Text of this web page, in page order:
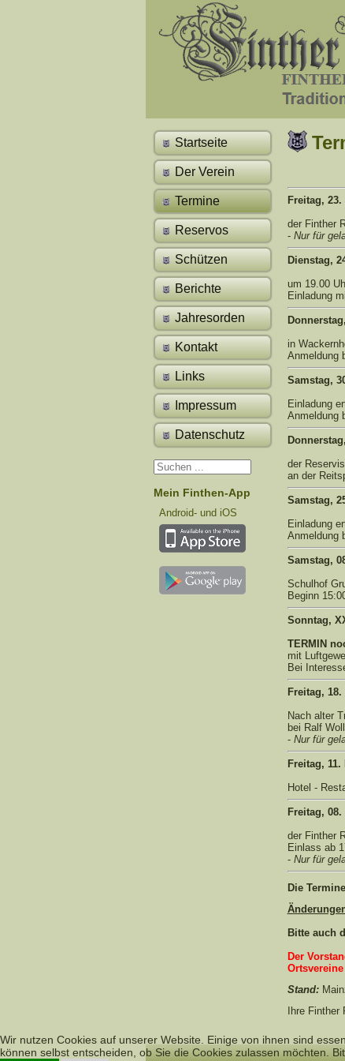
Startseite
Der Verein
Termine
Reservos
Schützen
Berichte
Jahresorden
Kontakt
Links
Impressum
Datenschutz
Mein Finthen-App
Android- und iOS
Freitag,
der Finther
- Nur für
Dienstag,
um 19.00
Einladung
in
Anmeldung
Samstag,
Einladung
Anmeldung
der
an der
Samstag,
Einladung
Anmeldung
Samstag,
Schulhof
Beginn
Sonntag,
TERMIN
mit
Bei
Freitag,
Nach alter
bei Ralf
- Nur für
Freitag,
Hotel -
Freitag,
der Finther
Einlass ab
- Nur für
Die
Bitte auch
Der
Stand:
Ihre
Wir nutzen Cookies auf unserer Website. Einige von ihnen sind
können selbst entscheiden, ob Sie die Cookies zulassen möchten.